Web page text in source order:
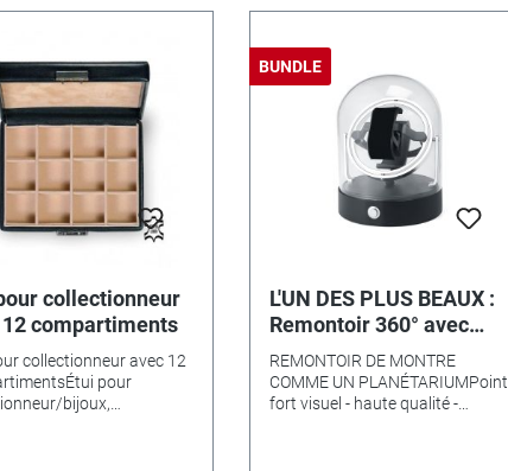
collectionneur
compartiments
collectionneur avec 12
pour
bijoux,
BUNDLE
L'UN DES PLUS BEAUX :
Remontoir 360° avec
dôme en verre véritable
et socle métallique -
argenté
REMONTOIR DE MONTRE
COMME UN PLANÉTARIUMPoint
fort visuel - haute qualité -